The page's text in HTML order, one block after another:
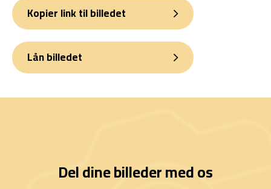
Kopier link til billedet
Lån billedet
Del dine billeder med os